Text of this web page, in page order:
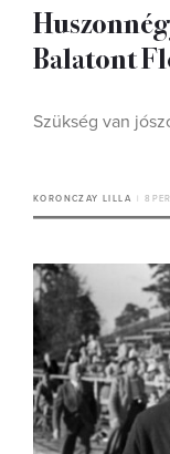
Balatont
Szükség van
KORONCZAY LILLA 8